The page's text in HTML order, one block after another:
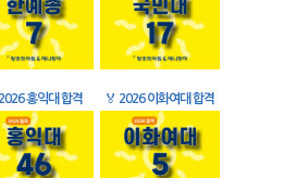
2026 홍익대 합격 🏅 2026 이화여대 합격